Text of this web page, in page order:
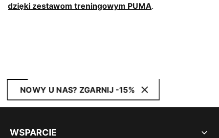
dzięki zestawom treningowym PUMA.
NOWY U NAS? ZGARNIJ -15%
WSPARCIE